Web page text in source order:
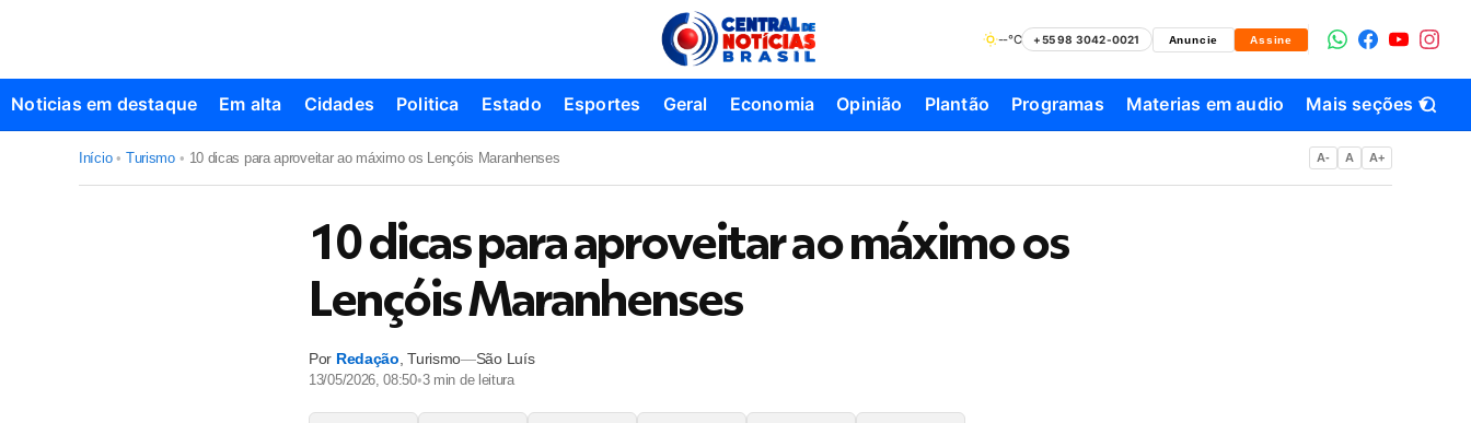
--°C +55 98 3042-0021 Anuncie Assine
Noticias em destaque Em alta Cidades Politica Estado Esportes Geral Economia Opinião Plantão Programas Materias em audio Mais seções ▾
Início • Turismo • 10 dicas para aproveitar ao máximo os Lençóis Maranhenses A- A A+
10 dicas para aproveitar ao máximo os
Lençóis Maranhenses
Por Redação ,Turismo—São Luís
13/05/2026, 08:50•3min de leitura